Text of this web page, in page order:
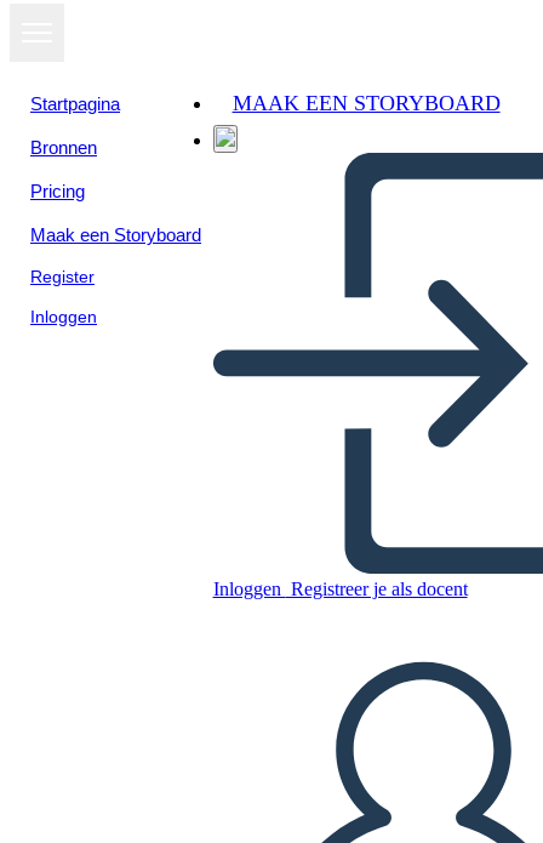
Startpagina
Bronnen
Pricing
Maak een Storyboard
Register
Inloggen
MAAK EEN STORYBOARD
Inloggen Registreer je als docent
Kopieer dit Storyboard
DIAVOORSTELLING AFSPELEN
LEES MIJ VOOR